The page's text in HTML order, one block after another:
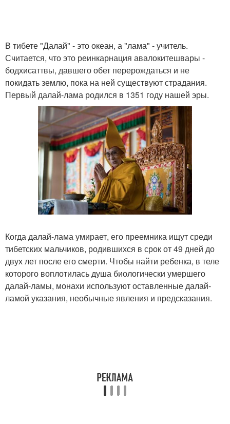
В тибете "Далай" - это океан, а "лама" - учитель.
Считается, что это реинкарнация авалокитешвары -
бодхисаттвы, давшего обет перерождаться и не
покидать землю, пока на ней существуют страдания.
Первый далай-лама родился в 1351 году нашей эры.
Когда далай-лама умирает, его преемника ищут среди
тибетских мальчиков, родившихся в срок от 49 дней до
двух лет после его смерти. Чтобы найти ребенка, в теле
которого воплотилась душа биологически умершего
далай-ламы, монахи используют оставленные далай-
ламой указания, необычные явления и предсказания.